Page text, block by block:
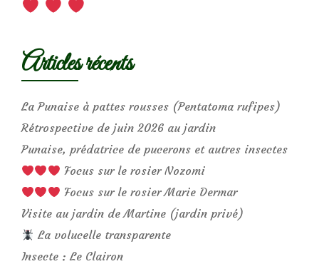
Articles récents
La Punaise à pattes rousses (Pentatoma rufipes)
Rétrospective de juin 2026 au jardin
Punaise, prédatrice de pucerons et autres insectes
Focus sur le rosier Nozomi
Focus sur le rosier Marie Dermar
Visite au jardin de Martine (jardin privé)
La volucelle transparente
Insecte : Le Clairon